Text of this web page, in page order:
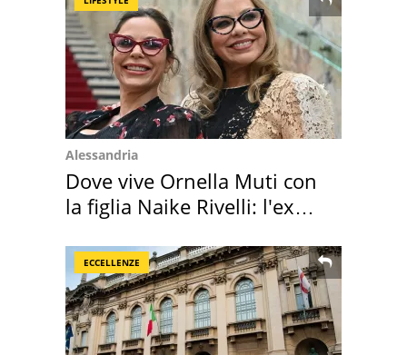
Alessandria
Dove vive Ornella Muti con
la figlia Naike Rivelli: l'ex
ECCELLENZE